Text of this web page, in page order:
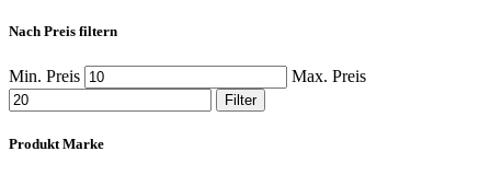
Nach Preis filtern
Min. Preis Max. Preis
Filter
Produkt Marke